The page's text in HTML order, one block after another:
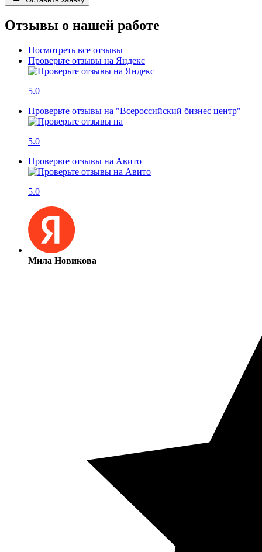
Отзывы о нашей работе
Посмотреть все отзывы
Проверьте отзывы на Яндекс
5.0
Проверьте отзывы на "Всероссийский бизнес центр"
5.0
Проверьте отзывы на Авито
5.0
Мила Новикова